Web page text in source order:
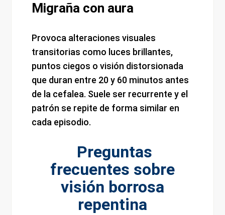
Migraña con aura
Provoca alteraciones visuales
transitorias como luces brillantes,
puntos ciegos o visión distorsionada
que duran entre 20 y 60 minutos antes
de la cefalea. Suele ser recurrente y el
patrón se repite de forma similar en
cada episodio.
Preguntas
frecuentes sobre
visión borrosa
repentina